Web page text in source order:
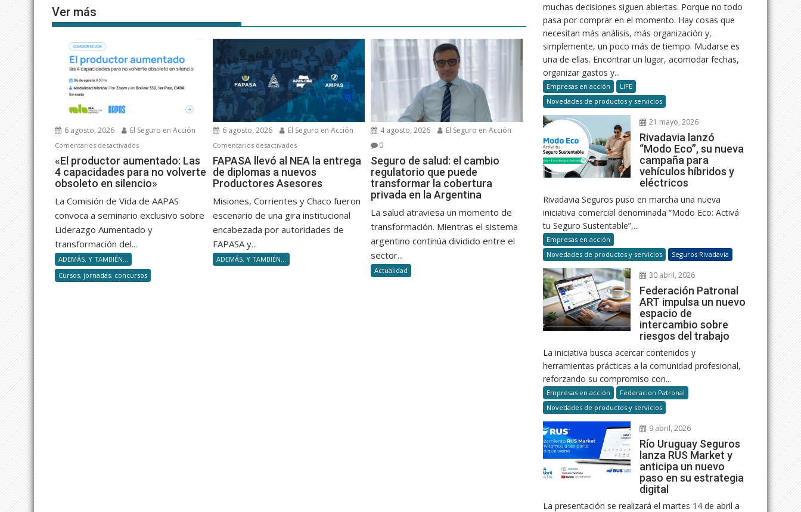
Ver más
6 agosto, 2026 El Seguro en Acción
Comentarios desactivadosen
«El
productor
aumentado:
Las
para
obsoleto
«El productor aumentado: Las
4 capacidades para no volverte
obsoleto en silencio»
La Comisión de Vida de AAPAS
convoca a seminario exclusivo sobre
Liderazgo Aumentado y
transformación del...
ADEMÁS. Y TAMBIÉN...
Cursos, jornadas, concursos
6 agosto, 2026 El Seguro en Acción
Comentarios desactivadosen
FAPASA
llevó
al
NEA
FAPASA llevó al NEA la entrega
de diplomas a nuevos
Productores Asesores
Misiones, Corrientes y Chaco fueron
escenario de una gira institucional
encabezada por autoridades de
FAPASA y...
ADEMÁS. Y TAMBIÉN...
4 agosto, 2026
El Seguro en Acción
0
Seguro de salud: el cambio
regulatorio que puede
transformar la cobertura
privada en la Argentina
La salud atraviesa un momento de
transformación. Mientras el sistema
argentino continúa dividido entre el
sector...
Actualidad
muchas decisiones siguen abiertas. Porque no todo
pasa por comprar en el momento. Hay cosas que
necesitan más análisis, más organización y,
simplemente, un poco más de tiempo. Mudarse es
una de ellas. Encontrar un lugar, acomodar fechas,
organizar gastos y...
Empresas en acción
LIFE
Novedades de productos y servicios
21 mayo, 2026
Rivadavia lanzó
“Modo Eco”, su nueva
campaña para
vehículos híbridos y
eléctricos
Rivadavia Seguros puso en marcha una nueva
iniciativa comercial denominada “Modo Eco: Activá
tu Seguro Sustentable”,...
Empresas en acción
Novedades de productos y servicios
Seguros Rivadavia
30 abril, 2026
Federación Patronal
ART impulsa un nuevo
espacio de
intercambio sobre
riesgos del trabajo
La iniciativa busca acercar contenidos y
herramientas prácticas a la comunidad profesional,
reforzando su compromiso con...
Empresas en acción
Federacion Patronal
Novedades de productos y servicios
9 abril, 2026
Río Uruguay Seguros
lanza RUS Market y
anticipa un nuevo
paso en su estrategia
digital
La presentación se realizará el martes 14 de abril a